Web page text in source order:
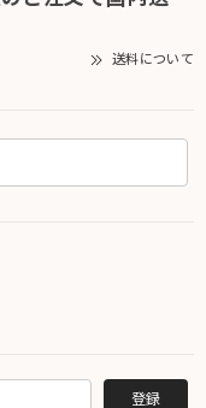
送料について
登録